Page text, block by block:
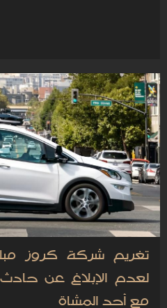
لعدم الإبلاغ عن
مع أحد المشاة